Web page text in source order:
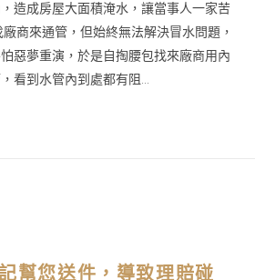
造成房屋大面積淹水，讓當事人一家苦
商來通管，但始終無法解決冒水問題，
惡夢重演，於是自掏腰包找來廠商用內
看到水管內到處都有阻...
幫您送件，導致理賠碰